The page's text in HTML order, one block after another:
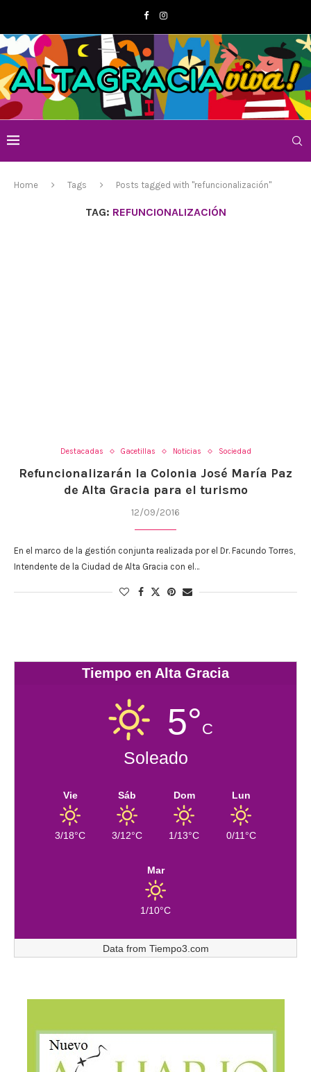
Home Tags Posts tagged with "refuncionalización"
TAG: REFUNCIONALIZACIÓN
Destacadas Gacetillas Noticias Sociedad
Refuncionalizarán la Colonia José María Paz
de Alta Gracia para el turismo
12/09/2016
En el marco de la gestión conjunta realizada por el Dr. Facundo Torres,
Intendente de la Ciudad de Alta Gracia con el…
Tiempo en Alta Gracia
5°C
Soleado
Vie
3/18°C
Sáb
3/12°C
Dom
1/13°C
Lun
0/11°C
Mar
1/10°C
Data from Tiempo3.com